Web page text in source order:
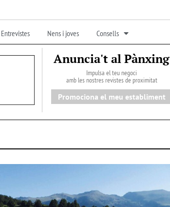
Entrevistes Nens i joves Consells
Anuncia't al Pànxing
Impulsa el teu negoci
amb les nostres revistes de proximitat
Promociona el meu establiment